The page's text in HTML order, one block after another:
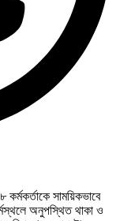
সাময়িকভাবে
অনুপস্থিত থাকা ও